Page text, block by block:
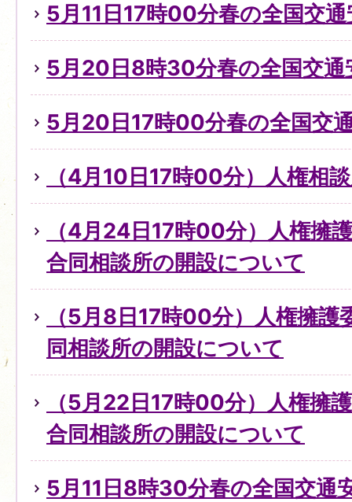
5月11日17時00分春の全国交
5月20日8時30分春の全国交通
5月20日17時00分春の全国交
（4月10日17時00分）人権相
（4月24日17時00分）人権擁
合同相談所の開設について
（5月8日17時00分）人権擁護
同相談所の開設について
（5月22日17時00分）人権擁
合同相談所の開設について
5月11日8時30分春の全国交通